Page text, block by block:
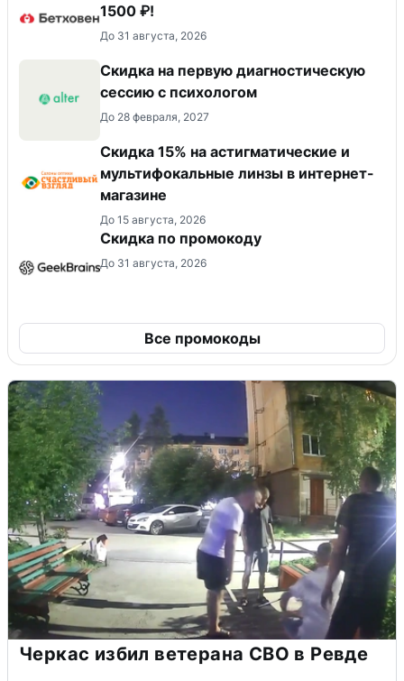
1500 ₽!
До 31 августа, 2026
Скидка на первую диагностическую
сессию с психологом
До 28 февраля, 2027
Скидка 15% на астигматические и
мультифокальные линзы в интернет-
магазине
До 15 августа, 2026
Скидка по промокоду
До 31 августа, 2026
Все промокоды
Черкас избил ветерана СВО в Ревде